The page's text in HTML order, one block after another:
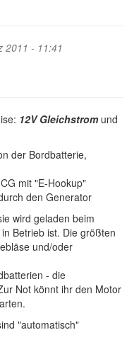
2011 - 11:41
12V Gleichstromund
der Bordbatterie,
mit "E-Hookup"
den Generator
wird geladen beim
Betrieb ist. Die größten
und/oder
- die
Not könnt ihr den Motor
"automatisch"